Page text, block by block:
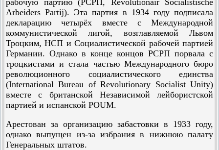
рабочую партию (РСРП, Revolutionair Socialistische
Arbeiders Partij). Эта партия в 1934 году подписала
декларацию четырёх вместе с Международной
коммунистической лигой, возглавляемой Львом
Троцким, НСП и Социалистической рабочей партией
Германии. Однако в конце концов РСРП порвала с
троцкистами и стала частью Международного бюро
революционного социалистического единства
(International Bureau of Revolutionary Socialist Unity)
вместе с британской Независимой лейбористской
партией и испанской POUM.
Арестован за организацию забастовки в 1933 году,
однако выпущен из-за избрания в нижнюю палату
Генеральных штатов.